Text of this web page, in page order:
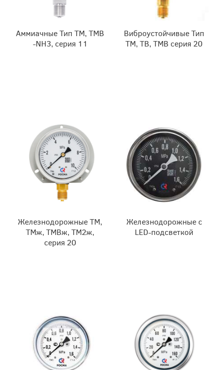
Аммиачные Тип ТМ, ТМВ
-NH3, серия 11
Виброустойчивые Тип
ТМ, ТВ, ТМВ серия 20
Же­ле­зно­до­рож­ные ТМ,
ТМж, ТМВж, ТМ2ж,
серия 20
Же­ле­зно­до­рож­ные с
LED-подсветкой